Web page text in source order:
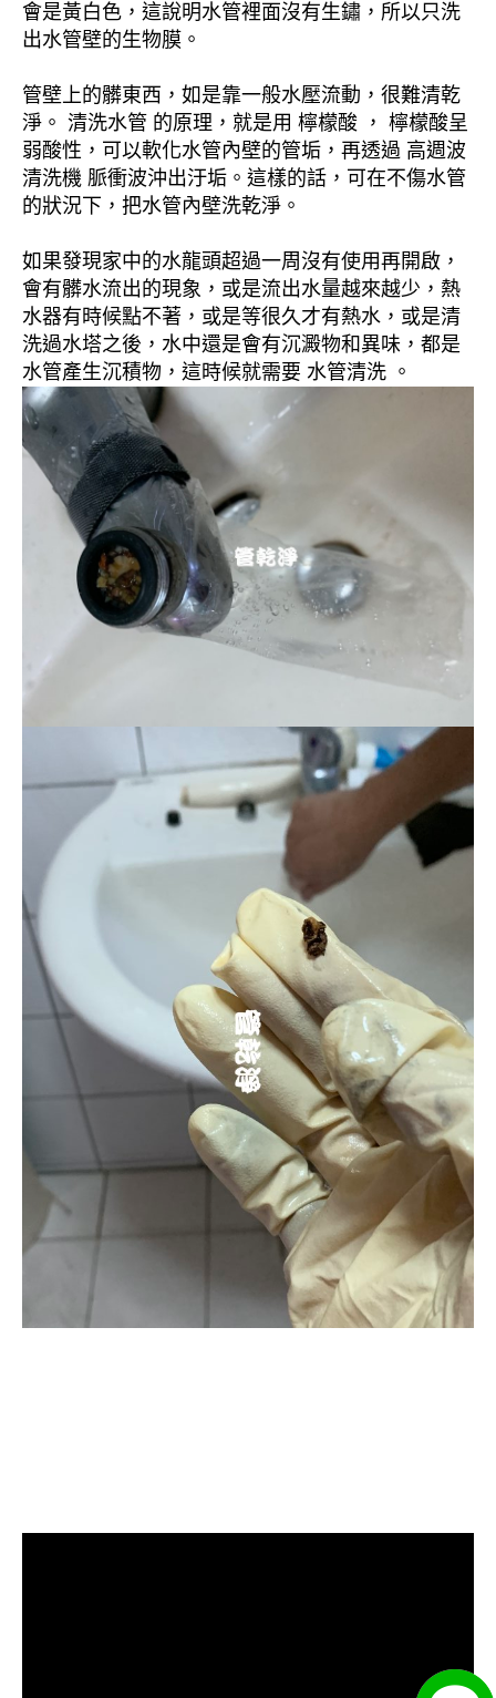
會是黃白色，這說明水管裡面沒有生鏽，所以只洗
出水管壁的生物膜。
管壁上的髒東西，如是靠一般水壓流動，很難清乾
淨。 清洗水管 的原理，就是用 檸檬酸 ， 檸檬酸呈
弱酸性，可以軟化水管內壁的管垢，再透過 高週波
清洗機 脈衝波沖出汙垢。這樣的話，可在不傷水管
的狀況下，把水管內壁洗乾淨。
如果發現家中的水龍頭超過一周沒有使用再開啟，
會有髒水流出的現象，或是流出水量越來越少，熱
水器有時候點不著，或是等很久才有熱水，或是清
洗過水塔之後，水中還是會有沉澱物和異味，都是
水管產生沉積物，這時候就需要 水管清洗 。